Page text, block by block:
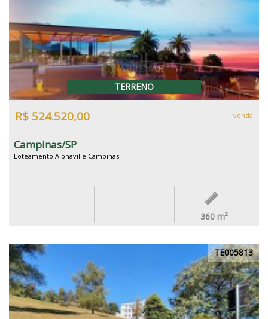
TERRENO
R$ 524.520,00 venda
Campinas/SP
Loteamento Alphaville Campinas
360 m²
TE005813